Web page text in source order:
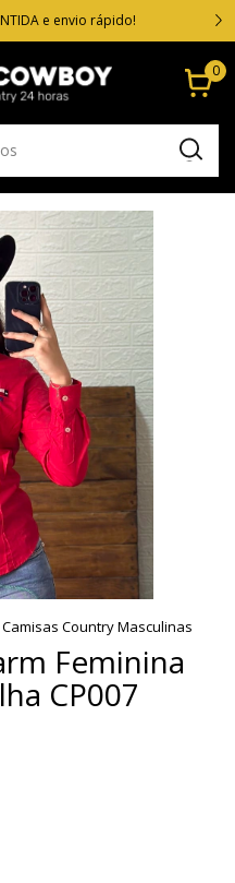
e envio rápido!
0
Camisas Country Masculinas
Feminina
CP007